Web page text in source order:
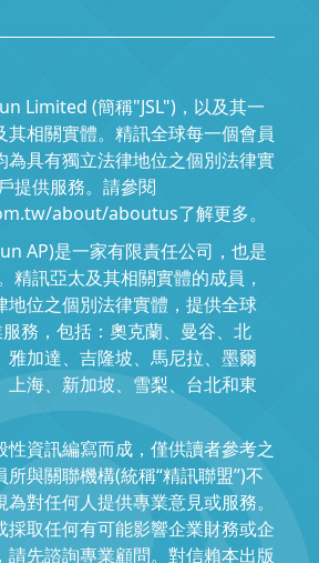
Limited (簡稱"JSL")，以及其一
其相關實體。精訊全球每一個會員
為具有獨立法律地位之個別法律實
提供服務。請參閱
about/aboutus了解更多。
AP)是一家有限責任公司，也是
精訊亞太及其相關實體的成員，
地位之個別法律實體，提供全球
務，包括：奧克蘭、曼谷、北
雅加達、吉隆坡、馬尼拉、墨爾
上海、新加坡、雪梨、台北和東
性資訊編寫而成，僅供讀者參考之
與關聯機構(統稱“精訊聯盟”)不
對任何人提供專業意見或服務。
採取任何有可能影響企業財務或企
請先諮詢專業顧問。對信賴本出版